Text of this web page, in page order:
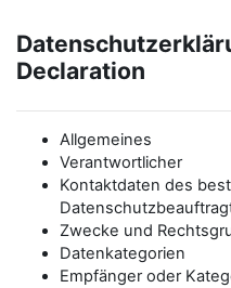
Declaration
Allgemeines
Verantwortlicher
Kontaktdaten des
Zwecke und
Datenkategorien
Empfänger oder